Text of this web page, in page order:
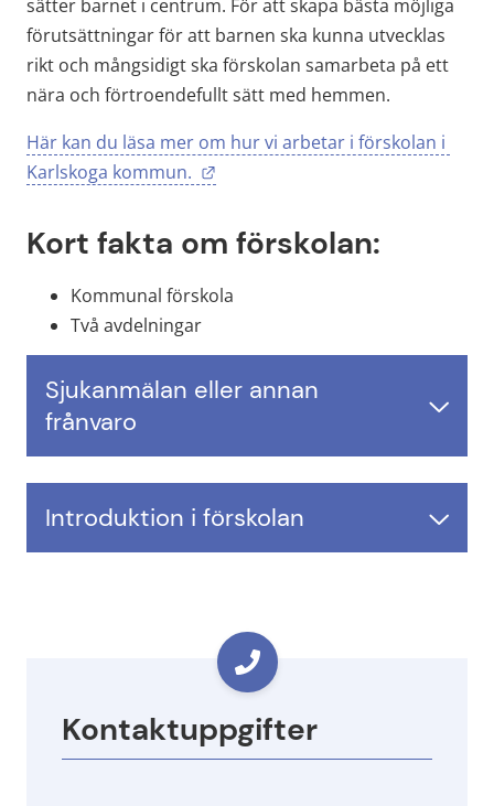
sätter barnet i centrum. För att skapa bästa möjliga
förutsättningar för att barnen ska kunna utvecklas
rikt och mångsidigt ska förskolan samarbeta på ett
nära och förtroendefullt sätt med hemmen.
Här kan du läsa mer om hur vi arbetar i förskolan i
Karlskoga kommun.
Kort fakta om förskolan:
Kommunal förskola
Två avdelningar
Sjukanmälan eller annan
frånvaro
Introduktion i förskolan
Kontaktuppgifter